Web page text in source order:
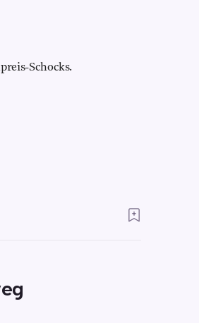
Schocks.